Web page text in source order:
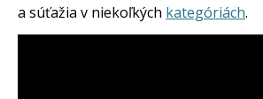
a súťažia v niekoľkých kategóriách.